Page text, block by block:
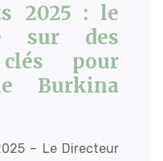
2025 : le
sur des
pour
Burkina
– Le Directeur